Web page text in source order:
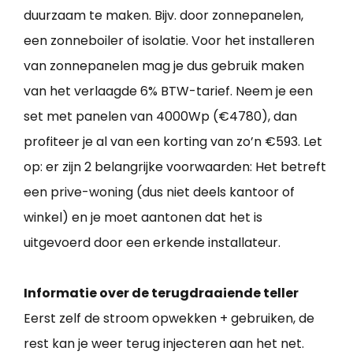
duurzaam te maken. Bijv. door zonnepanelen,
een zonneboiler of isolatie. Voor het installeren
van zonnepanelen mag je dus gebruik maken
van het verlaagde 6% BTW-tarief. Neem je een
set met panelen van 4000Wp (€4780), dan
profiteer je al van een korting van zo’n €593. Let
op: er zijn 2 belangrijke voorwaarden: Het betreft
een prive-woning (dus niet deels kantoor of
winkel) en je moet aantonen dat het is
uitgevoerd door een erkende installateur.
Informatie over de terugdraaiende teller
Eerst zelf de stroom opwekken + gebruiken, de
rest kan je weer terug injecteren aan het net.